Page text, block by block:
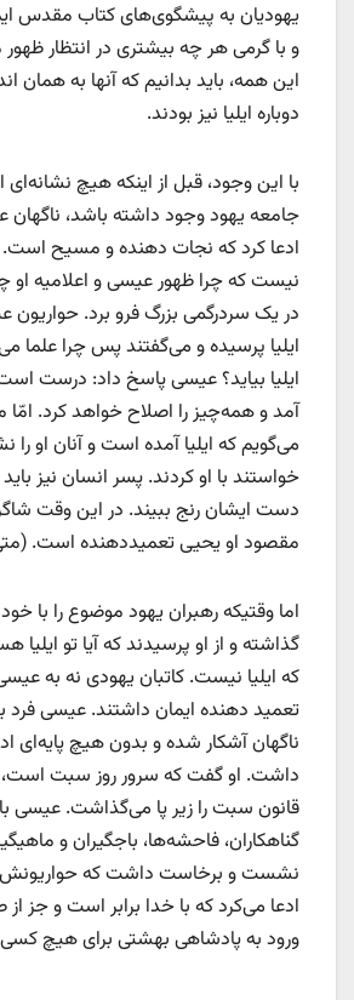
یهودیان به پیشگوی‌های کتاب مقدس
و با گرمی هر چه بیشتری در انتظار
این همه، باید بدانیم که آنها به همان
دوباره ایلیا نیز بودند.
با این وجود، قبل از اینکه هیچ نشانه‌ای
جامعه یهود وجود داشته باشد،
ادعا کرد که نجات دهنده و مسیح
نیست که چرا ظهور عیسی و اعلامیه او
در یک سردرگمی بزرگ فرو برد. حواریون
ایلیا پرسیده و می‌گفتند پس چرا علما
ایلیا بیاید؟ عیسی پاسخ داد: درست
آمد و همه‌چیز را اصلاح خواهد كرد.
می‌گویم كه ایلیا آمده است و آنان او را
خواستند با او كردند. پسر انسان نیز
دست ایشان رنج ببیند. در این وقت
مقصود او یحیی تعمید‌دهنده است. (متی
اما وقتیکه رهبران یهود موضوع را با
گذاشته و از او پرسیدند که آیا تو ایلیا
که ایلیا نیست. کاتبان یهودی نه به
تعمید دهنده ایمان داشتند. عیسی فرد
ناگهان آشکار شده و بدون هیچ پایه‌ای
داشت. او گفت که سرور روز سبت است،
قانون سبت را زیر پا می‌گذاشت. عیسی
گناهکاران، فاحشه‌ها، باجگیران و
نشست و برخاست داشت که حواریونش
ادعا می‌کرد که با خدا برابر است و جز از
ورود به پادشاهی بهشتی برای هیچ کسی